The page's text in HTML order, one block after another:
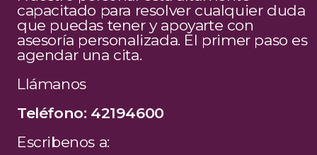
capacitado para resolver cualquier duda
que puedas tener y apoyarte con
asesoría personalizada. El primer paso es
agendar una cita.
Llámanos
Teléfono: 42194600
Escribenos a: